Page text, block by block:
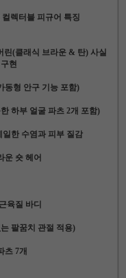
렉터블 피규어 특징
린(클래식 브라운 & 탄) 사실
현
동형 안구 기능 포함)
하부 얼굴 파츠 2개 포함)
한 수염과 피부 질감
운 숏 헤어
육질 바디
팔꿈치 관절 적용)
츠 7개